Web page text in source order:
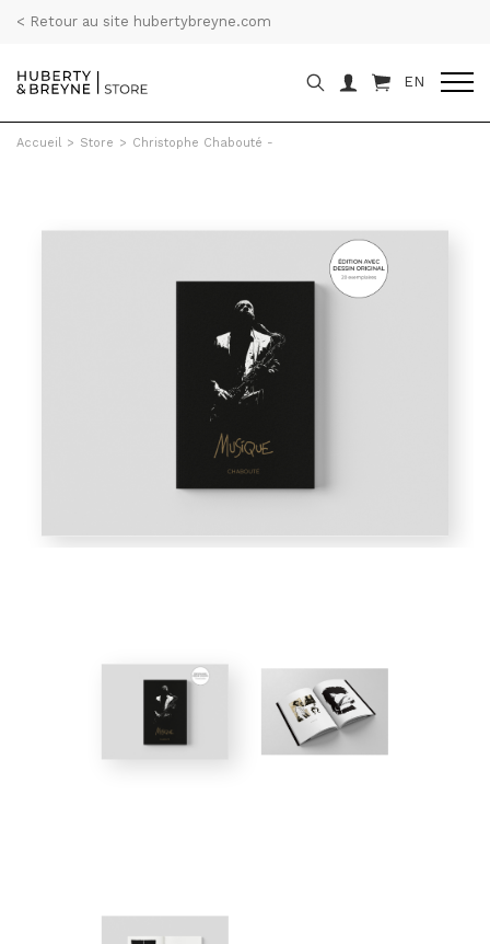
< Retour au site hubertybreyne.com
EN
Accueil > Store > Christophe Chabouté -